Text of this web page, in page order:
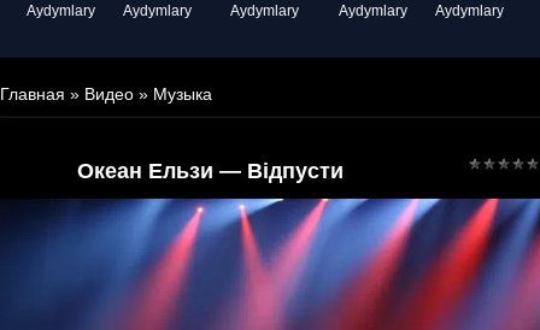
Aydymlary Aydymlary Aydymlary Aydymlary Aydymlary
Главная » Видео » Музыка
Океан Ельзи — Вiдпусти